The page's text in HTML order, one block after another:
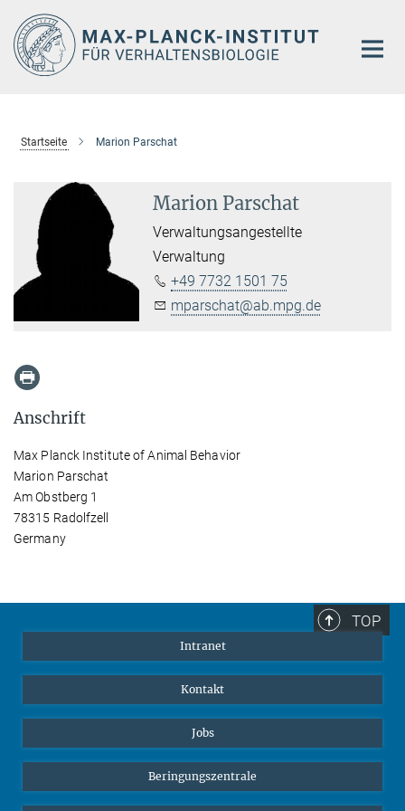
Hauptinhalt
Startseite Marion Parschat
Marion Parschat
Verwaltungsangestellte
Verwaltung
+49 7732 1501 75
mparschat@ab.mpg.de
Anschrift
Max Planck Institute of Animal Behavior
Marion Parschat
Am Obstberg 1
78315 Radolfzell
Germany
TOP
Intranet
Kontakt
Jobs
Beringungszentrale